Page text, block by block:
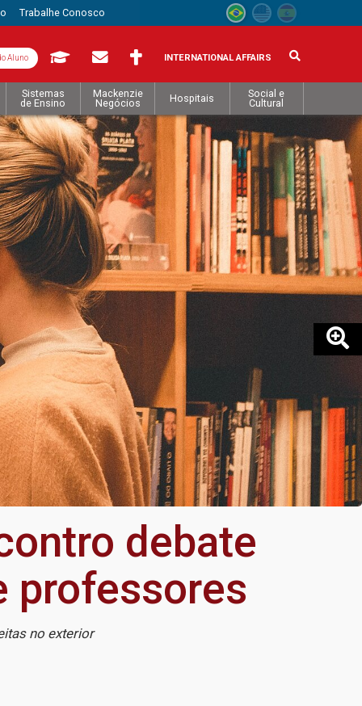
Trabalhe Conosco
Aluno INTERNATIONAL AFFAIRS
Sistemas
de Ensino
Mackenzie
Negócios
Hospitais
Social e
Cultural
debate
professores
no exterior